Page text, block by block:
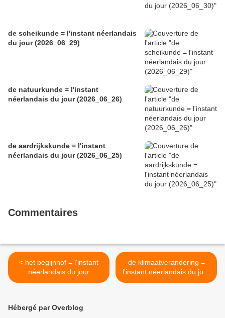
de scheikunde = l'instant néerlandais
du jour (2026_06_29)
de natuurkunde = l'instant
néerlandais du jour (2026_06_26)
de aardrijkskunde = l'instant
néerlandais du jour (2026_06_25)
Commentaires
< het begijnhof = l'instant
néerlandais du jour
(2025_06_20)
de klimaatverandering =
l'instant néerlandais du jour
(2025_06_24) >
Hébergé par Overblog